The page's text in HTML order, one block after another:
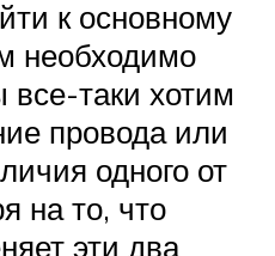
к основному
необходимо
таки хотим
провода или
одного от
на то, что
эти два